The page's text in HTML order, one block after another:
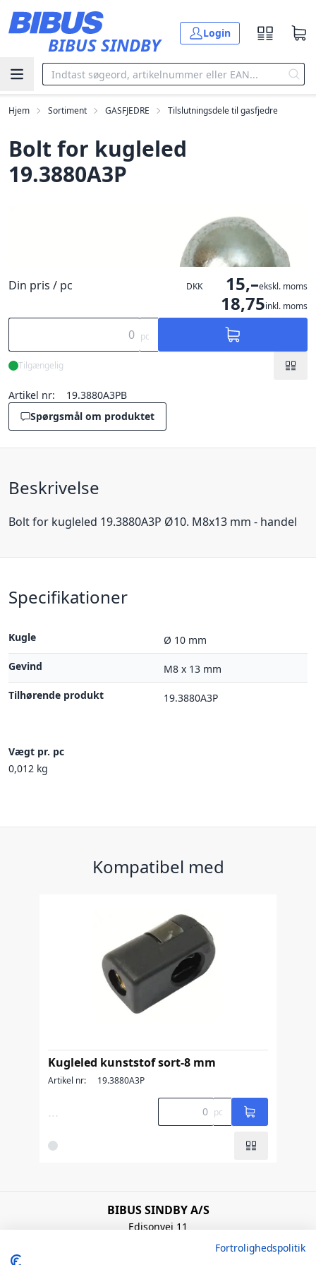
BIBUS SINDBY
Login
Hjem Sortiment GASFJEDRE Tilslutningsdele til gasfjedre
Bolt for kugleled
19.3880A3P
Din pris / pc DKK 15,–ekskl. moms
18,75inkl. moms
pc
Tilgængelig
Artikel nr:
19.3880A3PB
Spørgsmål om produktet
Beskrivelse
Bolt for kugleled 19.3880A3P Ø10. M8x13 mm - handel
Specifikationer
Kugle
Ø 10 mm
Gevind
M8 x 13 mm
Tilhørende produkt
19.3880A3P
Vægt pr. pc
0,012 kg
Kompatibel med
Kugleled kunststof sort-8 mm
Artikel nr: 19.3880A3P
... pc
BIBUS SINDBY A/S
Edisonvej 11
Fortrolighedspolitik